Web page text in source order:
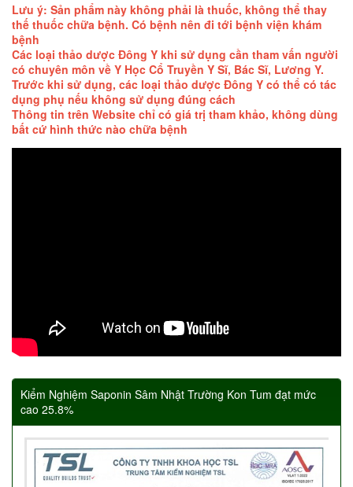
Lưu ý: Sản phẩm này không phải là thuốc, không thể thay
thế thuốc chữa bệnh. Có bệnh nên đi tới bệnh viện khám
bệnh
Các loại thảo dược Đông Y khi sử dụng cần tham vấn người
có chuyên môn về Y Học Cổ Truyền Y Sĩ, Bác Sĩ, Lương Y.
Trước khi sử dụng, các loại thảo dược Đông Y có thể có tác
dụng phụ nếu không sử dụng đúng cách
Thông tin trên Website chỉ có giá trị tham khảo, không dùng
bất cứ hình thức nào chữa bệnh
Kiểm Nghiệm Saponin Sâm Nhật Trường Kon Tum đạt mức
cao 25.8%